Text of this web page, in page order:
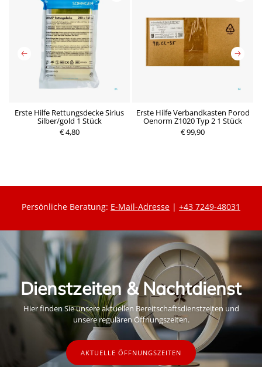
Erste Hilfe Rettungsdecke Sirius
Silber/gold 1 Stück
€ 4,80
Erste Hilfe Verbandkasten Porod
Oenorm Z1020 Typ 2 1 Stück
€ 99,90
Persönliche Beratung: E-Mail-Adresse | +43 7249-48031
Dienstzeiten & Nachtdienst
Hier finden Sie unsere aktuellen Bereitschaftsdienstzeiten und
unsere regulären Öffnungszeiten.
AKTUELLE ÖFFNUNGSZEITEN